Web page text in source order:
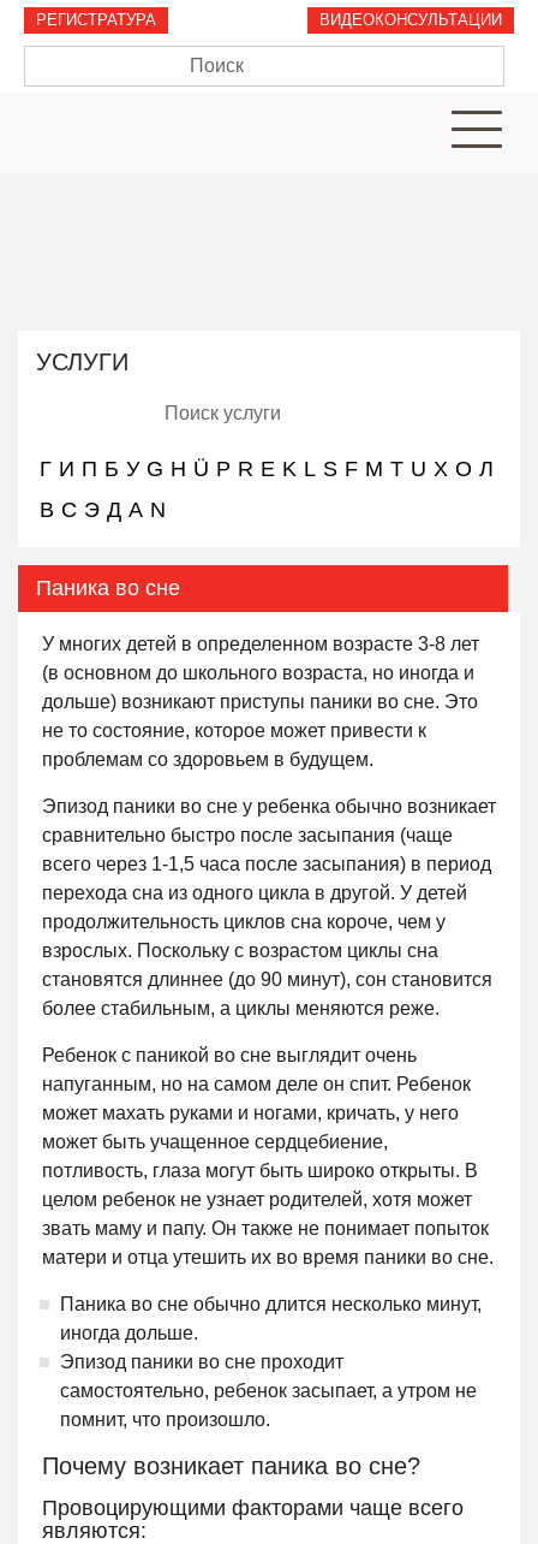
Контакт
RU
РЕГИСТРАТУРА ВИДЕОКОНСУЛЬТАЦИИ
УСЛУГИ
Г И П Б У G H Ü P R E K L S F M T U Х O Л
В С Э Д A N
Паника во сне
У многих детей в определенном возрасте 3-8 лет
(в основном до школьного возраста, но иногда и
дольше) возникают приступы паники во сне. Это
не то состояние, которое может привести к
проблемам со здоровьем в будущем.
Эпизод паники во сне у ребенка обычно возникает
сравнительно быстро после засыпания (чаще
всего через 1-1,5 часа после засыпания) в период
перехода сна из одного цикла в другой. У детей
продолжительность циклов сна короче, чем у
взрослых. Поскольку с возрастом циклы сна
становятся длиннее (до 90 минут), сон становится
более стабильным, а циклы меняются реже.
Ребенок с паникой во сне выглядит очень
напуганным, но на самом деле он спит. Ребенок
может махать руками и ногами, кричать, у него
может быть учащенное сердцебиение,
потливость, глаза могут быть широко открыты. В
целом ребенок не узнает родителей, хотя может
звать маму и папу. Он также не понимает попыток
матери и отца утешить их во время паники во сне.
Паника во сне обычно длится несколько минут,
иногда дольше.
Эпизод паники во сне проходит
самостоятельно, ребенок засыпает, а утром не
помнит, что произошло.
Почему возникает паника во сне?
Провоцирующими факторами чаще всего
являются: